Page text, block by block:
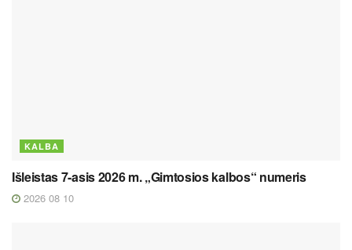
KALBA
Išleistas 7-asis 2026 m. „Gimtosios kalbos“ numeris
2026 08 10